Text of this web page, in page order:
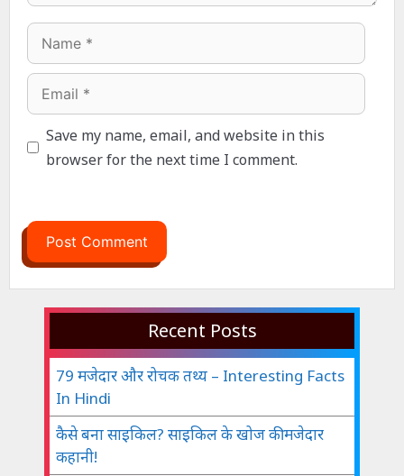
Name
Email
Save my name, email, and website in this
browser for the next time I comment.
Recent Posts
79 मजेदार और रोचक तथ्य – Interesting Facts
In Hindi
कैसे बना साइकिल? साइकिल के खोज की मजेदार
कहानी!